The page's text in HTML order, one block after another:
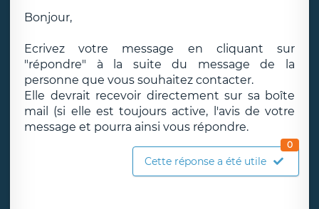
Bonjour,
Ecrivez votre message en cliquant sur
"répondre" à la suite du message de la
personne que vous souhaitez contacter.
Elle devrait recevoir directement sur sa boîte
mail (si elle est toujours active, l'avis de votre
message et pourra ainsi vous répondre.
Cette réponse a été utile
0